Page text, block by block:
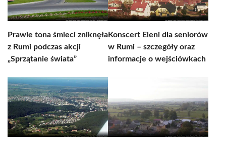
Prawie tona śmieci zniknęła
z Rumi podczas akcji
„Sprzątanie świata”
Konscert Eleni dla seniorów
w Rumi – szczegóły oraz
informacje o wejściówkach